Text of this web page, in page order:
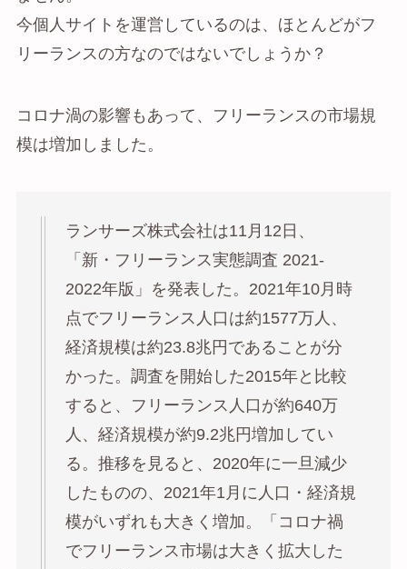
今個人サイトを運営しているのは、ほとんどがフ
リーランスの方なのではないでしょうか？
コロナ渦の影響もあって、フリーランスの市場規
模は増加しました。
ランサーズ株式会社は11月12日、
「新・フリーランス実態調査 2021-
2022年版」を発表した。2021年10月時
点でフリーランス人口は約1577万人、
経済規模は約23.8兆円であることが分
かった。調査を開始した2015年と比較
すると、フリーランス人口が約640万
人、経済規模が約9.2兆円増加してい
る。推移を見ると、2020年に一旦減少
したものの、2021年1月に人口・経済規
模がいずれも大きく増加。「コロナ禍
でフリーランス市場は大きく拡大した